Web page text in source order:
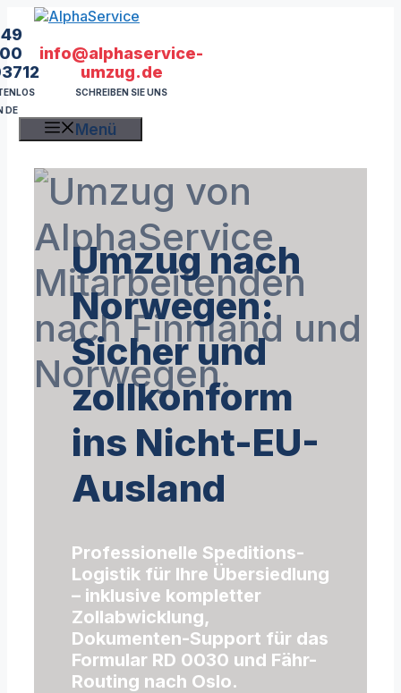
Zum
Inhalt
springen
DE
info@alphaservice-
umzug.de
SCHREIBEN SIE UNS
Menü
Umzug nach
Norwegen:
Sicher und
zollkonform
ins Nicht-EU-
Ausland
Professionelle Speditions-
Logistik für Ihre Übersiedlung
– inklusive kompletter
Zollabwicklung,
Dokumenten-Support für das
Formular RD 0030 und Fähr-
Routing nach Oslo.